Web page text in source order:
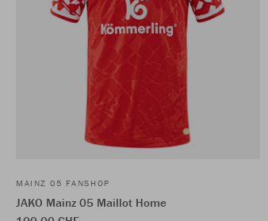
MAINZ 05 FANSHOP
JAKO Mainz 05 Maillot Home